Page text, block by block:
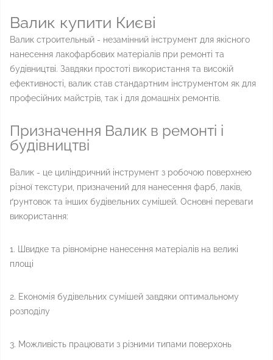
Валик купити Києві
Валик строительный - незамінний інструмент для якісного
нанесення лакофарбових матеріалів при ремонті та
будівництві. Завдяки простоті використання та високій
ефективності, валик став стандартним інструментом як для
професійних майстрів, так і для домашніх ремонтів.
Призначення Валик в ремонті і
будівництві
Валик - це циліндричний інструмент з робочою поверхнею
різної текстури, призначений для нанесення фарб, лаків,
ґрунтовок та інших будівельних сумішей. Основні переваги
використання:
1. Швидке та рівномірне нанесення матеріалів на великі
площі
2. Економія будівельних сумішей завдяки оптимальному
розподілу
3. Можливість працювати з різними типами поверхонь